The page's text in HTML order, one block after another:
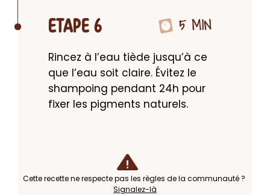
ETAPE 6 5 MIN
Rincez à l’eau tiède jusqu’à ce
que l’eau soit claire. Évitez le
shampoing pendant 24h pour
fixer les pigments naturels.
Cette recette ne respecte pas les règles de la communauté ?
Signalez-là